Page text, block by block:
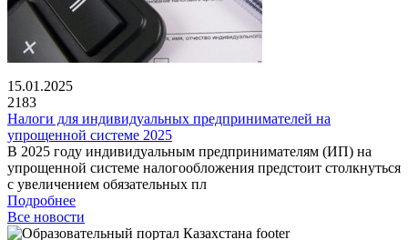
15.01.2025
2183
Налоги для индивидуальных предпринимателей на
упрощенной системе 2025
В 2025 году индивидуальным предпринимателям (ИП) на
упрощенной системе налогообложения предстоит столкнуться
с увеличением обязательных пл
Подробнее
Все новости